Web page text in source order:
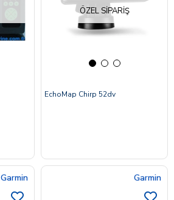
ÖZEL SIPARIŞ
EchoMap Chirp 52dv
Garmin Garmin